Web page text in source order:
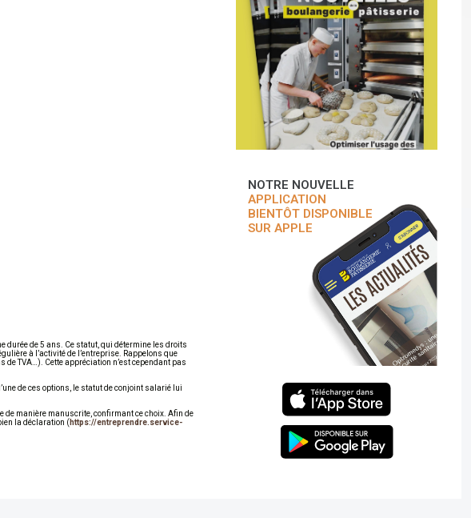
durée de 5 ans. Ce statut, qui détermine les droits
à l’activité de l’entreprise. Rappelons que
TVA…). Cette appréciation n’est cependant pas
de ces options, le statut de conjoint salarié lui
de manière manuscrite, confirmant ce choix. Afin de
la déclaration ( https://entreprendre.service-
NOTRE NOUVELLE
APPLICATION
BIENTÔT DISPONIBLE
SUR APPLE